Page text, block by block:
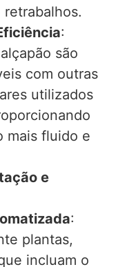
:
são
com outras
utilizados
mais fluido e
e
:
plantas,
incluam o